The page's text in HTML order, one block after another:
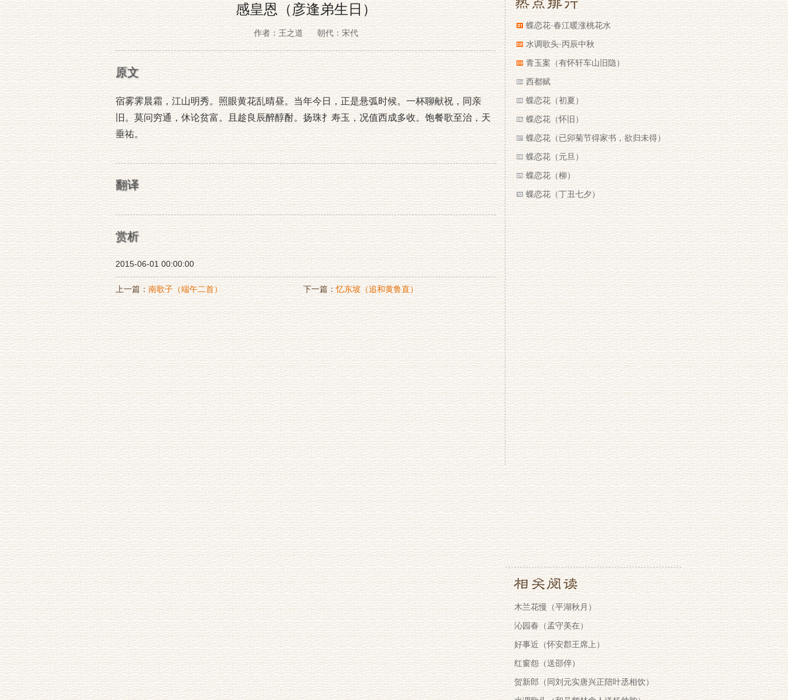
感皇恩（彦逢弟生日）
作者：王之道 朝代：宋代
原文
宿雾霁晨霜，江山明秀。照眼黄花乱晴昼。当年今日，正是悬弧时候。一杯聊献祝，同亲
旧。莫问穷通，休论贫富。且趁良辰醉醇酎。扬珠扌寿玉，况值西成多收。饱餐歌至治，天
垂祐。
翻译
赏析
2015-06-01 00:00:00
上一篇：南歌子（端午二首） 下一篇：忆东坡（追和黄鲁直）
蝶恋花·春江暖涨桃花水
水调歌头·丙辰中秋
青玉案（有怀轩车山旧隐）
西都赋
蝶恋花（初夏）
蝶恋花（怀旧）
蝶恋花（已卯菊节得家书，欲归未得）
蝶恋花（元旦）
蝶恋花（柳）
蝶恋花（丁丑七夕）
木兰花慢（平湖秋月）
沁园春（孟守美在）
好事近（怀安郡王席上）
红窗怨（送邵倅）
贺新郎（同刘元实唐兴正陪叶丞相饮）